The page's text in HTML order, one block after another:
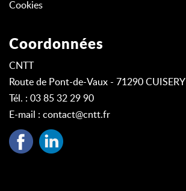
Cookies
Coordonnées
CNTT
Route de Pont-de-Vaux - 71290 CUISERY
Tél. : 03 85 32 29 90
E-mail : contact@cntt.fr